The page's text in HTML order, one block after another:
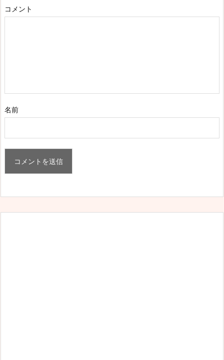
コメント
名前